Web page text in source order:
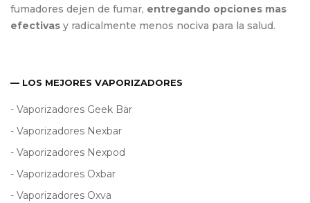
fumadores dejen de fumar, entregando opciones mas
efectivas y radicalmente menos nociva para la salud.
— LOS MEJORES VAPORIZADORES
- Vaporizadores Geek Bar
- Vaporizadores Nexbar
- Vaporizadores Nexpod
- Vaporizadores Oxbar
- Vaporizadores Oxva